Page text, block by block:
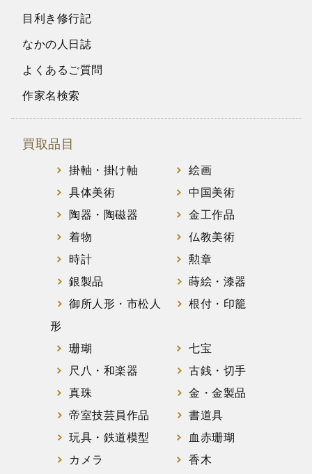
目利き修行記
なかの人日誌
よくあるご質問
作家名検索
買取品目
掛軸・掛け軸
絵画
具体美術
中国美術
陶器・陶磁器
金工作品
着物
仏教美術
時計
勲章
銀製品
蒔絵・漆器
御所人形・市松人
形
根付・印籠
珊瑚
七宝
尺八・和楽器
古銭・切手
真珠
金・金製品
帝室技芸員作品
書道具
玩具・鉄道模型
血赤珊瑚
カメラ
香木